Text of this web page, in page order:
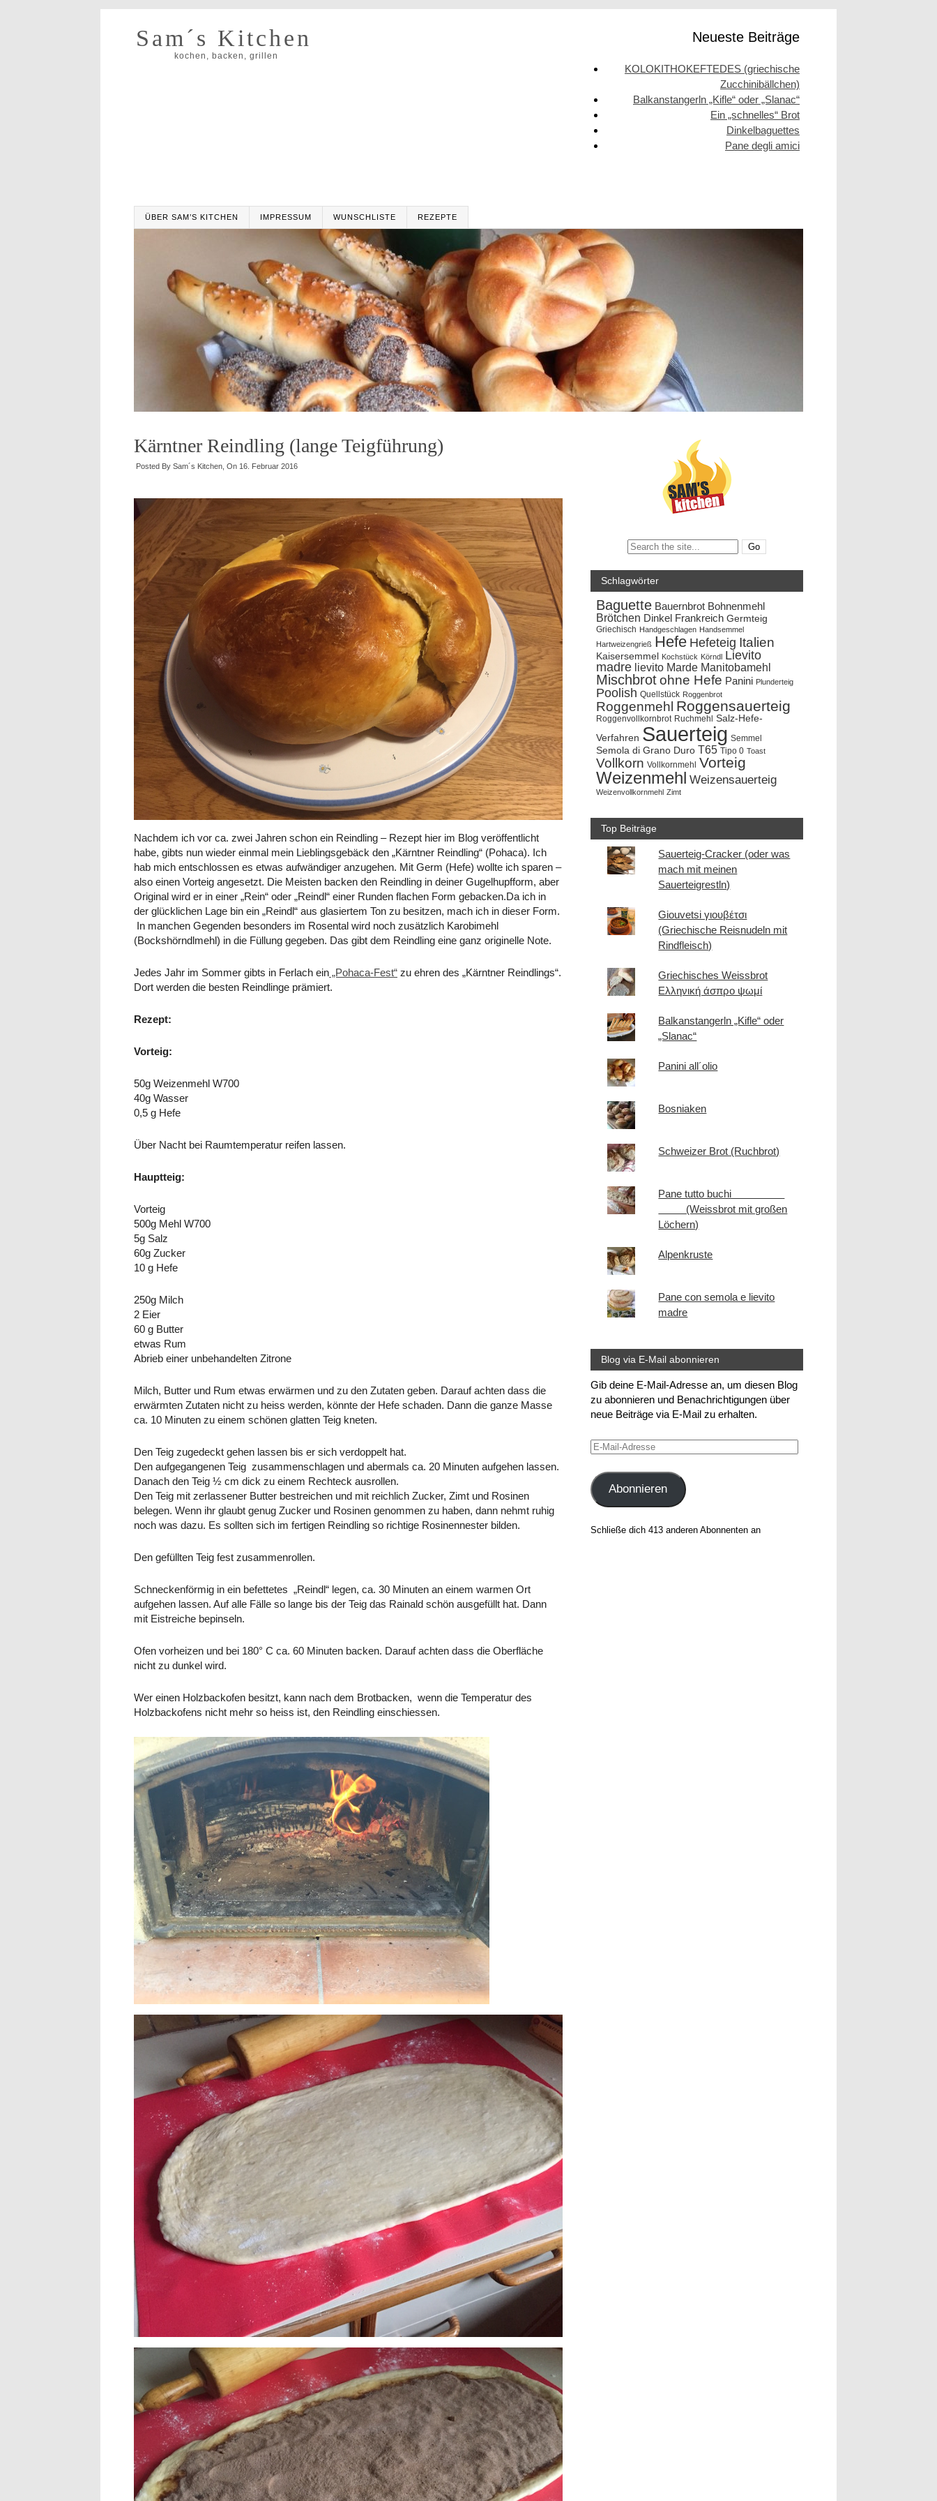
Sam´s Kitchen
kochen, backen, grillen
Neueste Beiträge
KOLOKITHOKEFTEDES (griechische
Zucchinibällchen)
Balkanstangerln „Kifle“ oder „Slanac“
Ein „schnelles“ Brot
Dinkelbaguettes
Pane degli amici
ÜBER SAM’S KITCHEN IMPRESSUM WUNSCHLISTE REZEPTE
Kärntner Reindling (lange Teigführung)
Posted By Sam´s Kitchen , On 16. Februar 2016
Nachdem ich vor ca. zwei Jahren schon ein Reindling – Rezept hier im Blog veröffentlicht
habe, gibts nun wieder einmal mein Lieblingsgebäck den „Kärntner Reindling“ (Pohaca). Ich
hab mich entschlossen es etwas aufwändiger anzugehen. Mit Germ (Hefe) wollte ich sparen –
also einen Vorteig angesetzt. Die Meisten backen den Reindling in deiner Gugelhupfform, aber
Original wird er in einer „Rein“ oder „Reindl“ einer Runden flachen Form gebacken.Da ich in
der glücklichen Lage bin ein „Reindl“ aus glasiertem Ton zu besitzen, mach ich in dieser Form.
In manchen Gegenden besonders im Rosental wird noch zusätzlich Karobimehl
(Bockshörndlmehl) in die Füllung gegeben. Das gibt dem Reindling eine ganz originelle Note.
Jedes Jahr im Sommer gibts in Ferlach ein „Pohaca-Fest“ zu ehren des „Kärntner Reindlings“.
Dort werden die besten Reindlinge prämiert.
Rezept:
Vorteig:
50g Weizenmehl W700
40g Wasser
0,5 g Hefe
Über Nacht bei Raumtemperatur reifen lassen.
Hauptteig:
Vorteig
500g Mehl W700
5g Salz
60g Zucker
10 g Hefe
250g Milch
2 Eier
60 g Butter
etwas Rum
Abrieb einer unbehandelten Zitrone
Milch, Butter und Rum etwas erwärmen und zu den Zutaten geben. Darauf achten dass die
erwärmten Zutaten nicht zu heiss werden, könnte der Hefe schaden. Dann die ganze Masse
ca. 10 Minuten zu einem schönen glatten Teig kneten.
Den Teig zugedeckt gehen lassen bis er sich verdoppelt hat.
Den aufgegangenen Teig zusammenschlagen und abermals ca. 20 Minuten aufgehen lassen.
Danach den Teig ½ cm dick zu einem Rechteck ausrollen.
Den Teig mit zerlassener Butter bestreichen und mit reichlich Zucker, Zimt und Rosinen
belegen. Wenn ihr glaubt genug Zucker und Rosinen genommen zu haben, dann nehmt ruhig
noch was dazu. Es sollten sich im fertigen Reindling so richtige Rosinennester bilden.
Den gefüllten Teig fest zusammenrollen.
Schneckenförmig in ein befettetes „Reindl“ legen, ca. 30 Minuten an einem warmen Ort
aufgehen lassen. Auf alle Fälle so lange bis der Teig das Rainald schön ausgefüllt hat. Dann
mit Eistreiche bepinseln.
Ofen vorheizen und bei 180° C ca. 60 Minuten backen. Darauf achten dass die Oberfläche
nicht zu dunkel wird.
Wer einen Holzbackofen besitzt, kann nach dem Brotbacken, wenn die Temperatur des
Holzbackofens nicht mehr so heiss ist, den Reindling einschiessen.
Search:
Schlagwörter
Baguette Bauernbrot Bohnenmehl
Brötchen Dinkel Frankreich Germteig
Griechisch Handgeschlagen Handsemmel
Hartweizengrieß Hefe Hefeteig Italien
Kaisersemmel Kochstück Körndl Lievito
madre lievito Marde Manitobamehl
Mischbrotohne Hefe Panini Plunderteig
Poolish Quellstück Roggenbrot
Roggenmehl Roggensauerteig
Roggenvollkornbrot Ruchmehl Salz-Hefe-
Verfahren Sauerteig Semmel
Semola di Grano Duro T65 Tipo 0 Toast
Vollkorn Vollkornmehl Vorteig
Weizenmehl Weizensauerteig
Weizenvollkornmehl Zimt
Top Beiträge
Sauerteig-Cracker (oder was
mach mit meinen
Sauerteigrestln)
Giouvetsi γιουβέτσι
(Griechische Reisnudeln mit
Rindfleisch)
Griechisches Weissbrot
Ελληνική άσπρο ψωμί
Balkanstangerln „Kifle“ oder
„Slanac“
Panini all´olio
Bosniaken
Schweizer Brot (Ruchbrot)
Pane tutto buchi
(Weissbrot mit großen
Löchern)
Alpenkruste
Pane con semola e lievito
madre
Blog via E-Mail abonnieren
Gib deine E-Mail-Adresse an, um diesen Blog
zu abonnieren und Benachrichtigungen über
neue Beiträge via E-Mail zu erhalten.
E-
Adresse
Abonnieren
Schließe dich 413 anderen Abonnenten an